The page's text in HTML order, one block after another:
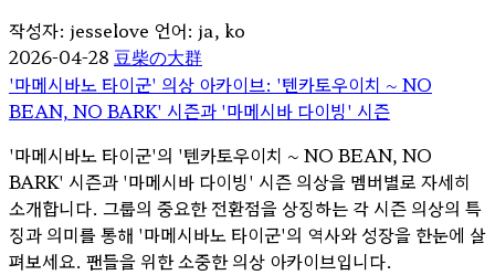
작성자: jesselove 언어: ja, ko
2026-04-28 豆柴の大群
'마메시바노 타이군' 의상 아카이브: '텐카토우이치 ~ NO
BEAN, NO BARK' 시즌과 '마메시바 다이빙' 시즌
'마메시바노 타이군'의 '텐카토우이치 ~ NO BEAN, NO
BARK' 시즌과 '마메시바 다이빙' 시즌 의상을 멤버별로 자세히
소개합니다. 그룹의 중요한 전환점을 상징하는 각 시즌 의상의 특
징과 의미를 통해 '마메시바노 타이군'의 역사와 성장을 한눈에 살
펴보세요. 팬들을 위한 소중한 의상 아카이브입니다.